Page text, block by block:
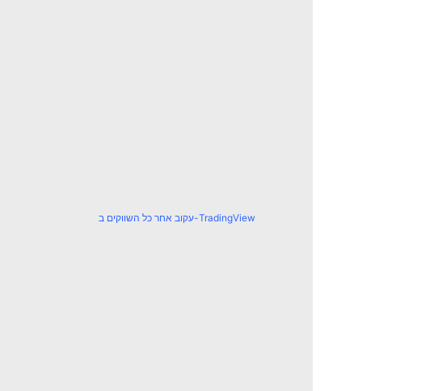
עקוב אחר כל השווקים ב-TradingView